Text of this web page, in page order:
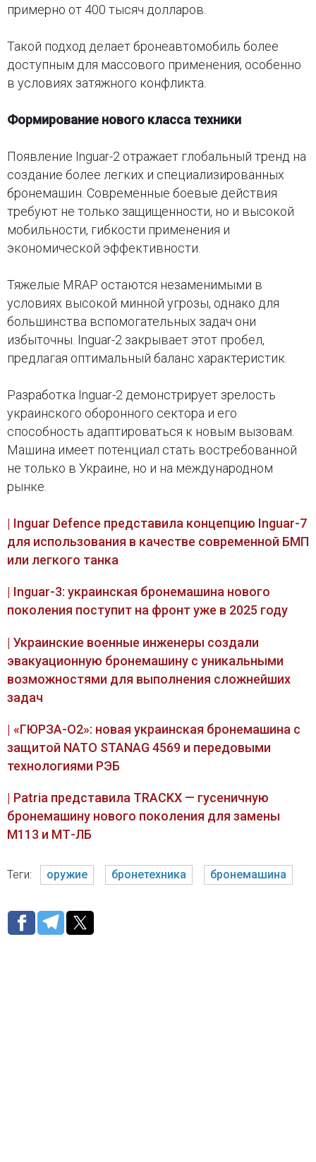
примерно от 400 тысяч долларов.
Такой подход делает бронеавтомобиль более
доступным для массового применения, особенно
в условиях затяжного конфликта.
Формирование нового класса техники
Появление Inguar-2 отражает глобальный тренд на
создание более легких и специализированных
бронемашин. Современные боевые действия
требуют не только защищенности, но и высокой
мобильности, гибкости применения и
экономической эффективности.
Тяжелые MRAP остаются незаменимыми в
условиях высокой минной угрозы, однако для
большинства вспомогательных задач они
избыточны. Inguar-2 закрывает этот пробел,
предлагая оптимальный баланс характеристик.
Разработка Inguar-2 демонстрирует зрелость
украинского оборонного сектора и его
способность адаптироваться к новым вызовам.
Машина имеет потенциал стать востребованной
не только в Украине, но и на международном
рынке.
| Inguar Defence представила концепцию Inguar-7
для использования в качестве современной БМП
или легкого танка
| Inguar-3: украинская бронемашина нового
поколения поступит на фронт уже в 2025 году
| Украинские военные инженеры создали
эвакуационную бронемашину с уникальными
возможностями для выполнения сложнейших
задач
| «ГЮРЗА-О2»: новая украинская бронемашина с
защитой NATO STANAG 4569 и передовыми
технологиями РЭБ
| Patria представила TRACKX — гусеничную
бронемашину нового поколения для замены
М113 и МТ-ЛБ
Теги: оружие бронетехника бронемашина